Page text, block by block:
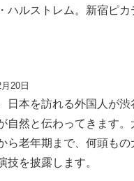
ハルストレム。新宿ピカ
20日
日本を訪れる外国人が渋
自然と伝わってきます
ら老年期まで、何頭もの
技を披露します。